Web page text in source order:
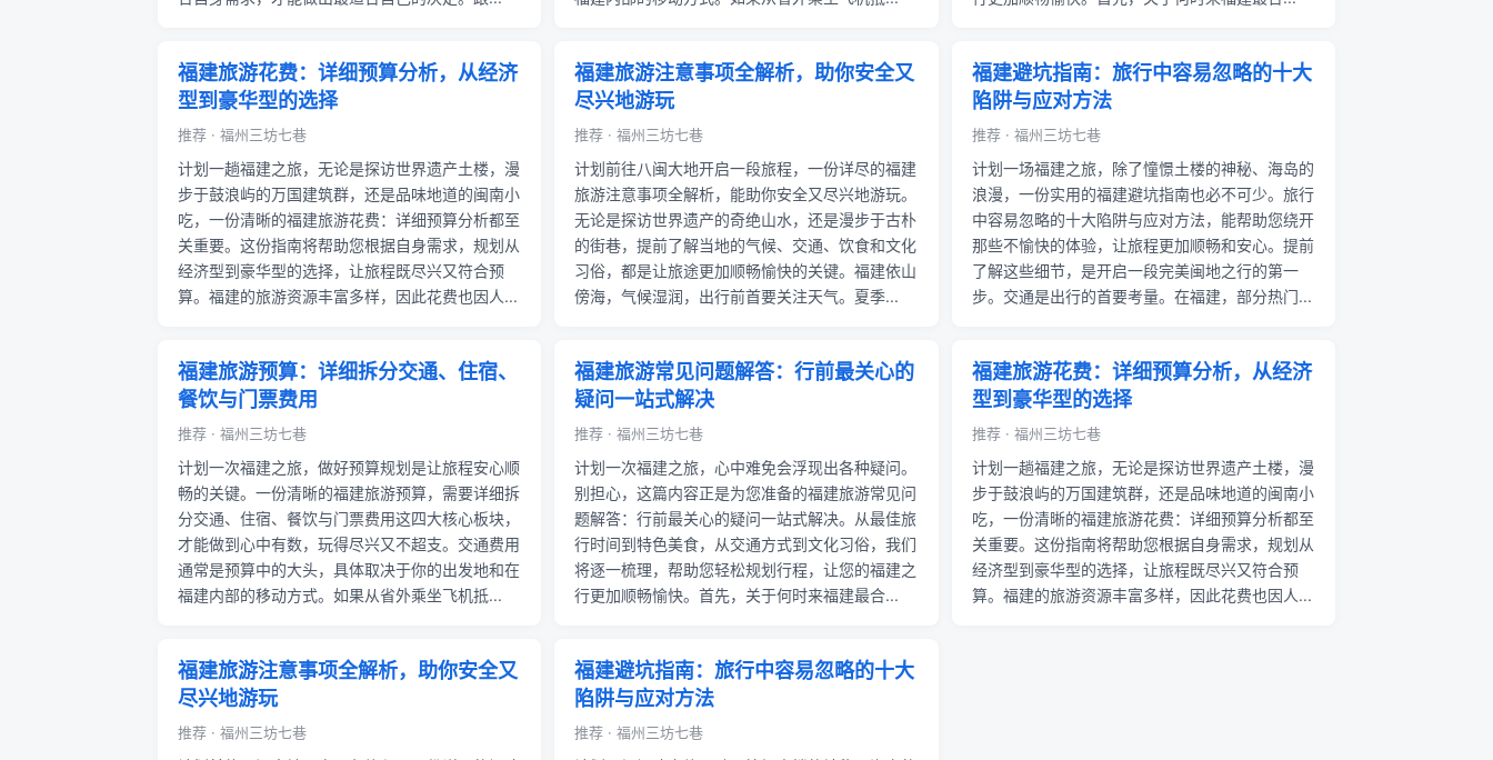
福建旅游花费：详细预算分析，从经济
型到豪华型的选择
推荐 · 福州三坊七巷
计划一趟福建之旅，无论是探访世界遗产土楼，漫
步于鼓浪屿的万国建筑群，还是品味地道的闽南小
吃，一份清晰的福建旅游花费：详细预算分析都至
关重要。这份指南将帮助您根据自身需求，规划从
经济型到豪华型的选择，让旅程既尽兴又符合预
算。福建的旅游资源丰富多样，因此花费也因人...
福建旅游注意事项全解析，助你安全又
尽兴地游玩
推荐 · 福州三坊七巷
计划前往八闽大地开启一段旅程，一份详尽的福建
旅游注意事项全解析，能助你安全又尽兴地游玩。
无论是探访世界遗产的奇绝山水，还是漫步于古朴
的街巷，提前了解当地的气候、交通、饮食和文化
习俗，都是让旅途更加顺畅愉快的关键。福建依山
傍海，气候湿润，出行前首要关注天气。夏季...
福建避坑指南：旅行中容易忽略的十大
陷阱与应对方法
推荐 · 福州三坊七巷
计划一场福建之旅，除了憧憬土楼的神秘、海岛的
浪漫，一份实用的福建避坑指南也必不可少。旅行
中容易忽略的十大陷阱与应对方法，能帮助您绕开
那些不愉快的体验，让旅程更加顺畅和安心。提前
了解这些细节，是开启一段完美闽地之行的第一
步。交通是出行的首要考量。在福建，部分热门...
福建旅游预算：详细拆分交通、住宿、
餐饮与门票费用
推荐 · 福州三坊七巷
计划一次福建之旅，做好预算规划是让旅程安心顺
畅的关键。一份清晰的福建旅游预算，需要详细拆
分交通、住宿、餐饮与门票费用这四大核心板块，
才能做到心中有数，玩得尽兴又不超支。交通费用
通常是预算中的大头，具体取决于你的出发地和在
福建内部的移动方式。如果从省外乘坐飞机抵...
福建旅游常见问题解答：行前最关心的
疑问一站式解决
推荐 · 福州三坊七巷
计划一次福建之旅，心中难免会浮现出各种疑问。
别担心，这篇内容正是为您准备的福建旅游常见问
题解答：行前最关心的疑问一站式解决。从最佳旅
行时间到特色美食，从交通方式到文化习俗，我们
将逐一梳理，帮助您轻松规划行程，让您的福建之
行更加顺畅愉快。首先，关于何时来福建最合...
福建旅游花费：详细预算分析，从经济
型到豪华型的选择
推荐 · 福州三坊七巷
计划一趟福建之旅，无论是探访世界遗产土楼，漫
步于鼓浪屿的万国建筑群，还是品味地道的闽南小
吃，一份清晰的福建旅游花费：详细预算分析都至
关重要。这份指南将帮助您根据自身需求，规划从
经济型到豪华型的选择，让旅程既尽兴又符合预
算。福建的旅游资源丰富多样，因此花费也因人...
福建旅游注意事项全解析，助你安全又
尽兴地游玩
推荐 · 福州三坊七巷
福建避坑指南：旅行中容易忽略的十大
陷阱与应对方法
推荐 · 福州三坊七巷